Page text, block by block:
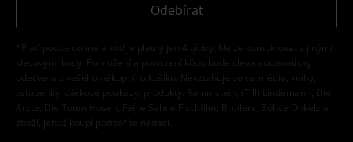
Odebírat
*Platí pouze online a kód je platný jen 4 týdny. Nelze kombinovat s jinými
slevovými kódy. Po vložení a potvrzení kódu bude sleva automaticky
odečtena z vašeho nákupního košíku. Nevztahuje se na média, knihy,
vstupenky, dárkové poukazy, produkty: Rammstein, (Till) Lindemann, Die
Ärzte, Die Toten Hosen, Feine Sahne Fischfilet, Broilers, Böhse Onkelz a
zboží, jehož koupí podpoříte nadaci.